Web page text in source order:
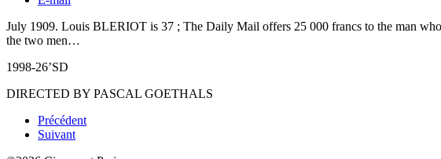
July 1909. Louis BLERIOT is 37 ; The Daily Mail offers 25 000 francs to the man
the two men…
1998-26’SD
DIRECTED BY PASCAL GOETHALS
Précédent
Suivant